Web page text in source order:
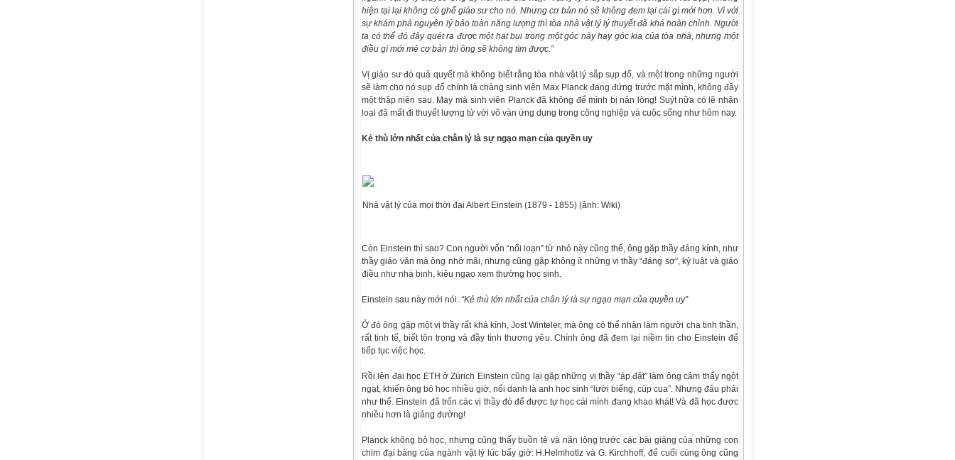
hiện tại lại không có ghế giáo sư cho nó. Nhưng cơ bản nó sẽ không đem lại cái gì mới hơn. Vì với
sự khám phá nguyên lý bảo toàn năng lượng thì tòa nhà vật lý lý thuyết đã khá hoàn chỉnh. Người
ta có thể đó đây quét ra được một hạt bụi trong một góc này hay góc kia của tòa nhà, nhưng một
điều gì mới mẻ cơ bản thì ông sẽ không tìm được.”
Vị giáo sư đó quả quyết mà không biết rằng tòa nhà vật lý sắp sụp đổ, và một trong những người
sẽ làm cho nó sụp đổ chính là chàng sinh viên Max Planck đang đứng trước mặt mình, không đầy
một thập niên sau. May mà sinh viên Planck đã không để mình bị nản lòng! Suýt nữa có lẽ nhân
loại đã mất đi thuyết lượng tử với vô vàn ứng dụng trong công nghiệp và cuộc sống như hôm nay.
Kẻ thù lớn nhất của chân lý là sự ngạo mạn của quyền uy
Nhà vật lý của mọi thời đại Albert Einstein (1879 - 1855) (ảnh: Wiki)
Còn Einstein thì sao? Con người vốn “nổi loạn” từ nhỏ này cũng thế, ông gặp thầy đáng kính, như
thầy giáo văn mà ông nhớ mãi, nhưng cũng gặp không ít những vị thầy “đáng sợ”, kỷ luật và giáo
điều như nhà binh, kiêu ngạo xem thường học sinh.
Einstein sau này mới nói: “Kẻ thù lớn nhất của chân lý là sự ngạo mạn của quyền uy”
Ở đó ông gặp một vị thầy rất khả kính, Jost Winteler, mà ông có thể nhận làm người cha tinh thần,
rất tinh tế, biết tôn trọng và đầy tình thương yêu. Chính ông đã đem lại niềm tin cho Einstein để
tiếp tục việc học.
Rồi lên đại học ETH ở Zürich Einstein cũng lại gặp những vị thầy “áp đặt” làm ông cảm thấy ngột
ngạt, khiến ông bỏ học nhiều giờ, nổi danh là anh học sinh “lười biếng, cúp cua”. Nhưng đâu phải
như thế. Einstein đã trốn các vị thầy đó để được tự học cái mình đang khao khát! Và đã học được
nhiều hơn là giảng đường!
Planck không bỏ học, nhưng cũng thấy buồn tẻ và nãn lòng trước các bài giảng của những con
chim đại bàng của ngành vật lý lúc bấy giờ: H.Helmhotlz và G. Kirchhoff, để cuối cùng ông cũng